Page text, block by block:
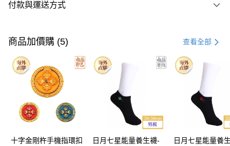
付款與運送方式
信用卡一次付款
Apple Pay
Google Pay
運送方式
海外國際空運 查看運費
商品加價購 (5) 查看全部
十字金剛杵手機指環扣
日月七星能量養生襪-
日月七星能量養